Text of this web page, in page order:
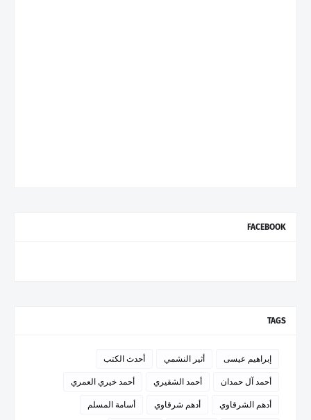
FACEBOOK
TAGS
إبراهيم عيسى أثير النشمي أحدث الكتب
أحمد آل حمدان أحمد الشقيري أحمد خيري العمري
أدهم الشرقاوي أدهم شرقاوي أسامة المسلم